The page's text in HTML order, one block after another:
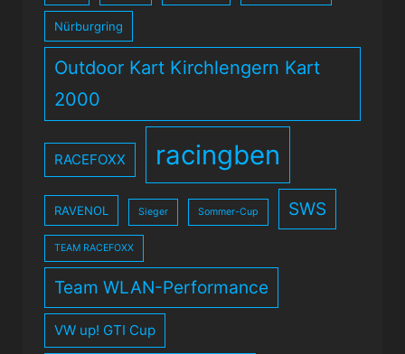
Nürburgring
Outdoor Kart Kirchlengern Kart
2000
RACEFOXX racingben
RAVENOL Sieger Sommer-Cup SWS
TEAM RACEFOXX
Team WLAN-Performance
VW up! GTI Cup